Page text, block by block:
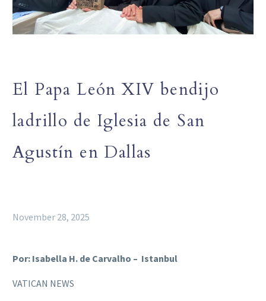
El Papa León XIV bendijo
ladrillo de Iglesia de San
Agustín en Dallas
November 28, 2025
Por: Isabella H. de Carvalho – Istanbul
VATICAN NEWS